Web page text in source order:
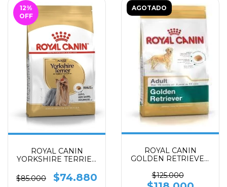
12%
OFF
ROYAL CANIN
YORKSHIRE TERRIER
$85.000
$74.880
AGOTADO
ROYAL CANIN
GOLDEN RETRIEVER
$125.000